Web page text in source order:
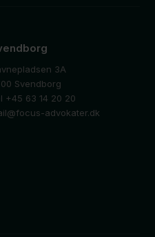
3A
Svendborg
+45 63 14 20 20
advokater.dk